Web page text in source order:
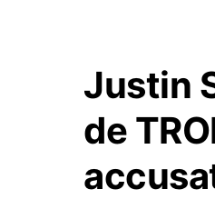
Justin
de